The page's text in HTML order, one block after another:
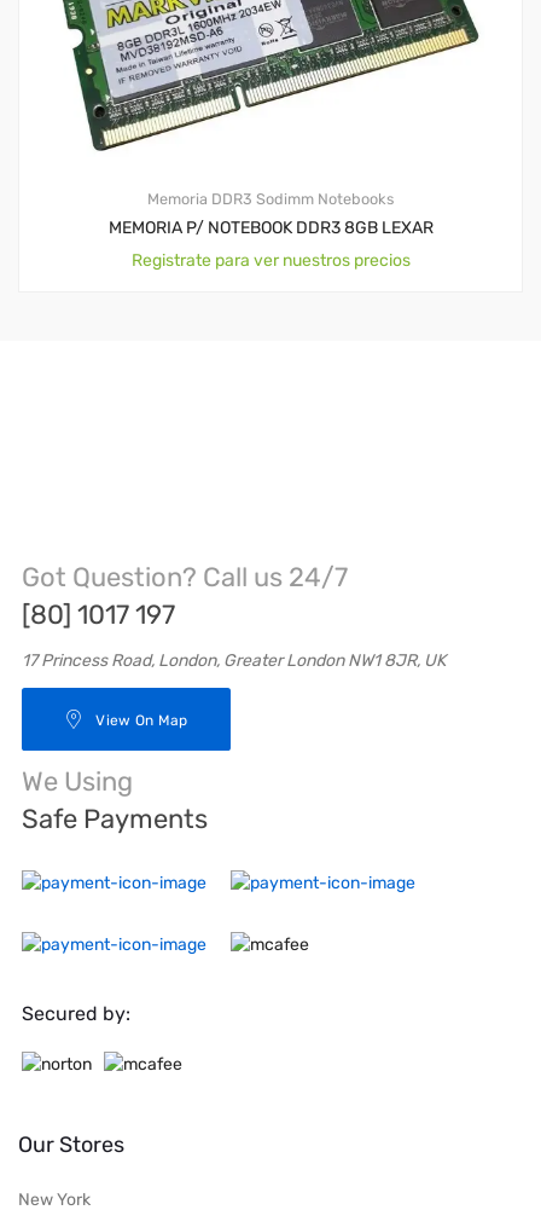
Memoria DDR3 Sodimm Notebooks
MEMORIA P/ NOTEBOOK DDR3 8GB LEXAR
Registrate para ver nuestros precios
Got Question? Call us 24/7
[80] 1017 197
17 Princess Road, London, Greater London NW1 8JR, UK
View On Map
We Using
Safe Payments
Secured by:
Our Stores
New York